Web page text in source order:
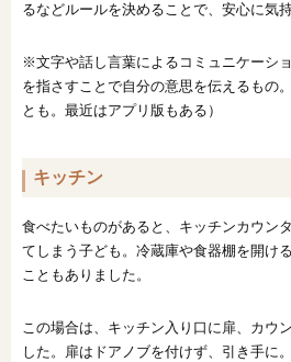
るなどルールを決めることで、安心に気
※文字や話し言葉によるコミュニケーシ
を指さすことで自分の意思を伝えるもの
とも。最近はアプリ版もある）
キッチン
食べたいものがあると、キッチンカウン
てしまう子ども。冷蔵庫や食器棚を開け
こともありました。
この場合は、キッチン入り口に扉、カウ
した。扉はドアノブを付けず、引き手に